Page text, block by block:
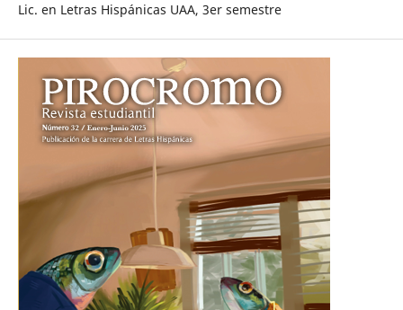
Lic. en Letras Hispánicas UAA, 3er semestre